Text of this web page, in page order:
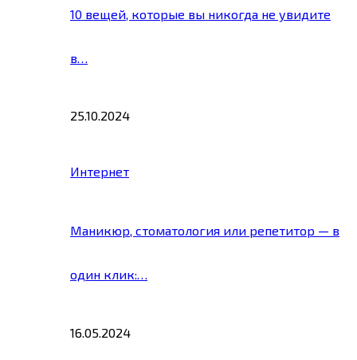
10 вещей, которые вы никогда не увидите
в…
25.10.2024
Интернет
Маникюр, стоматология или репетитор — в
один клик:…
16.05.2024